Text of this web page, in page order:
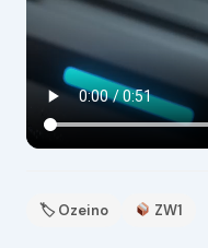
🏷 Ozeino ZW1